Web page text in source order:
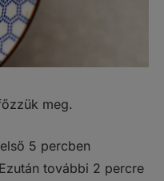
meg.
5 percben
további 2 percre